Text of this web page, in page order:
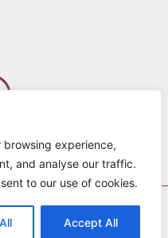
browsing experience,
and analyse our traffic.
to our use of cookies.
Accept All
10:00 – 15:00
: 10:00 – 21:00
rights Reserved